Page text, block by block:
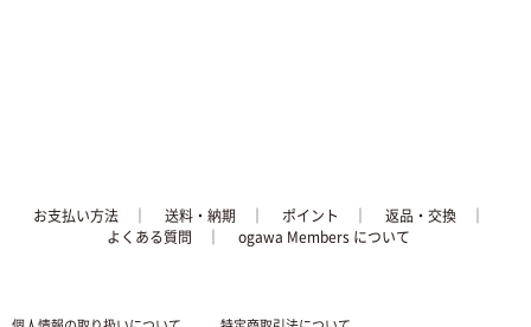
お支払い方法│ 送料・納期 │ ポイント │ 返品・交換│
よくある質問 ｜ ogawa Members について